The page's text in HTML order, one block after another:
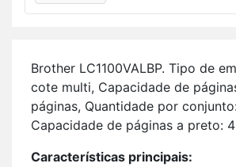
Brother LC1100­VALBP. Tipo de
cote multi, Ca­pa­ci­dade de
pá­ginas, Quan­ti­dade por
Ca­pa­ci­dade de pá­ginas a preto:
Ca­rac­te­rís­ticas prin­ci­pais: